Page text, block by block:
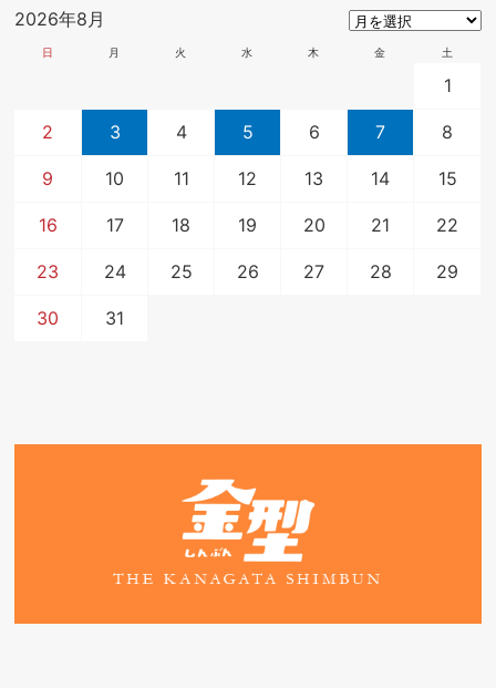
2026年8月
日 月 火 水 木 金 土
1
2 3 4 5 6 7 8
9 10 11 12 13 14 15
16 17 18 19 20 21 22
23 24 25 26 27 28 29
30 31